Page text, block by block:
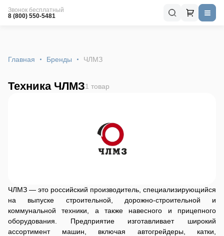
Звонок бесплатный
8 (800) 550-5481
Главная Бренды ЧЛМЗ
Техника ЧЛМЗ1 товар
ЧЛМЗ — это российский производитель, специализирующийся
на выпуске строительной, дорожно-строительной и
коммунальной техники, а также навесного и прицепного
оборудования. Предприятие изготавливает широкий
ассортимент машин, включая автогрейдеры, катки,